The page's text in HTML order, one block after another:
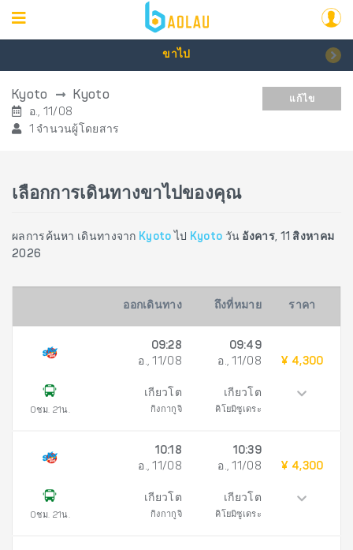
ขาไป
Kyoto Kyoto
อ., 11/08
1 จำนวนผู้โดยสาร
แก้ไข
เลือกการเดินทางขาไปของคุณ
ผลการค้นหา เดินทางจาก Kyoto ไป Kyoto วัน อังคาร, 11 สิงหาคม
2026
ออกเดินทาง ถึงที่หมาย ราคา
0ชม. 21น.
09:28
อ., 11/08
เกียวโต
กิงกากูจิ
09:49
อ., 11/08
เกียวโต
คิโยมิซูเดระ
¥ 4,300
0ชม. 21น.
10:18
อ., 11/08
เกียวโต
กิงกากูจิ
10:39
อ., 11/08
เกียวโต
คิโยมิซูเดระ
¥ 4,300